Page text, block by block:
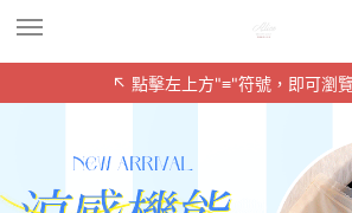
↖ 點擊左上方"≡"符號，即可瀏